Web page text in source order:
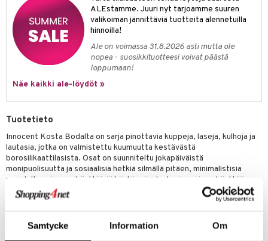
Samtycke Information Om
ALEstamme. Juuri nyt tarjoamme suuren
valikoiman jännittäviä tuotteita alennetuilla
hinnoilla!
Ale on voimassa 31.8.2026 asti mutta ole
nopea - suosikkituotteesi voivat päästä
loppumaan!
Näe kaikki ale-löydöt »
Tuotetieto
Innocent Kosta Bodalta on sarja pinottavia kuppeja, laseja, kulhoja ja
lautasia, jotka on valmistettu kuumuutta kestävästä
borosilikaattilasista. Osat on suunniteltu jokapäiväistä
monipuolisuutta ja sosiaalisia hetkiä silmällä pitäen, minimalistisia
muodoltaan ja monikäyttöisiä käytössä – lautasia voi jopa käyttää
kulhojen kansina. Moderni tulkinta toiminnallisesta muotoilusta,
täydellinen tarjoiluun, säilytykseen tai yksinkertaisesti nautiskeluun.
Tuotenumero
tekstiilit
& Tyynyliinat
& Peitot
& Korit
& Veistokset
Art
& Lyhdyt
& Korit
tekstiilit
tekstiilit
tekstiilit
& Tyynyliinat
hyönteissuoja
& Lyhdyt
& vastauksia